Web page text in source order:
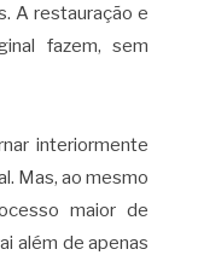
A restauração e
fazem, sem
interiormente
Mas, ao mesmo
maior de
além de apenas